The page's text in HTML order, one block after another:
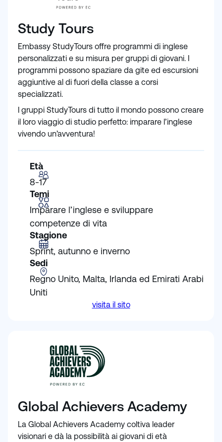
Study Tours
Embassy StudyTours offre programmi di inglese
personalizzati e su misura per gruppi di giovani. I
programmi possono spaziare da gite ed escursioni
aggiuntive al di fuori della classe a corsi
specializzati.
I gruppi StudyTours di tutto il mondo possono creare
il loro viaggio di studio perfetto: imparare l’inglese
vivendo un’avventura!
Età
8-17
Temi
Imparare l’inglese e sviluppare
competenze di vita
Stagione
Sprint, autunno e inverno
Sedi
Regno Unito, Malta, Irlanda ed Emirati Arabi
Uniti
visita il sito
Global Achievers Academy
La Global Achievers Academy coltiva leader
visionari e dà la possibilità ai giovani di età